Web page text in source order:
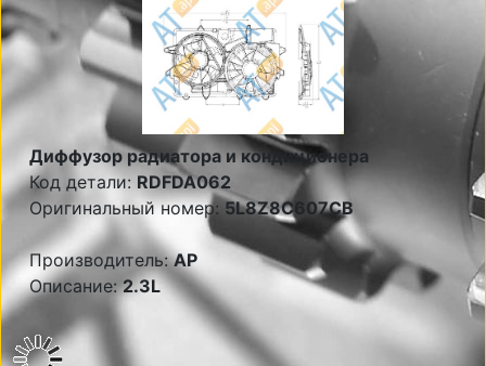
Диффузор радиатора и кондиционера
Код детали: RDFDA062
Оригинальный номер: 5L8Z8C607CB
Производитель:AP
Описание:2.3L